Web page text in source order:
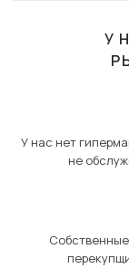
У
У нас нет
не